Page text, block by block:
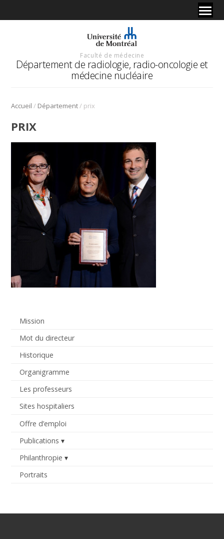
Faculté de médecine
Département de radiologie, radio-oncologie et
médecine nucléaire
Accueil / Département/ prix
Mission
Mot du directeur
Historique
Organigramme
Les professeurs
Sites hospitaliers
Offre d’emploi
Publications
Philanthropie
Portraits
PRIX